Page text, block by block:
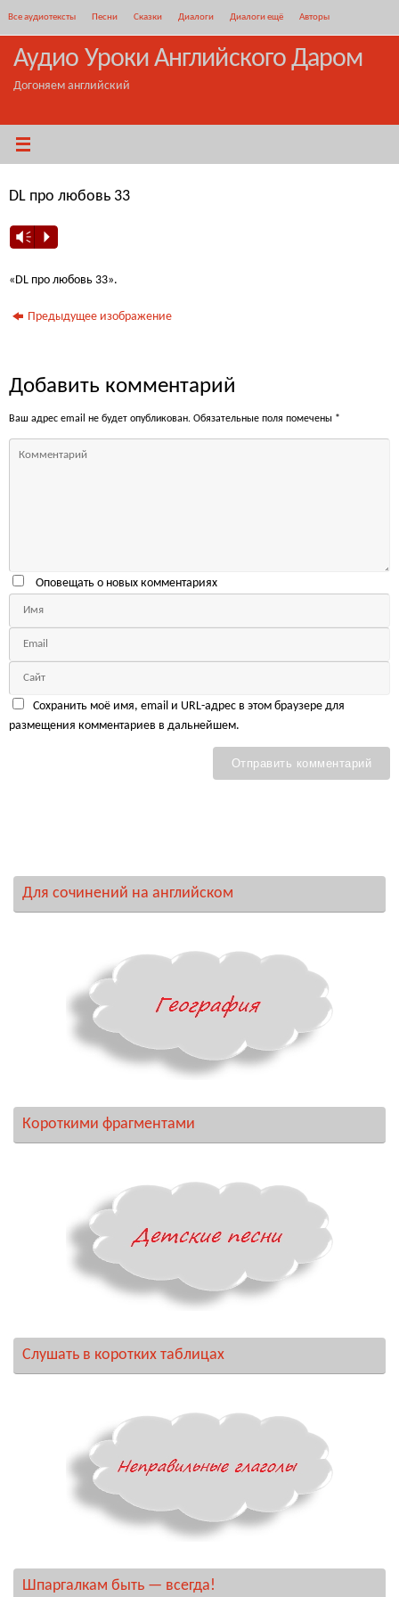
содержимому
Все аудиотексты Песни Сказки Диалоги Диалоги ещё Авторы
Аудио Уроки Английского Даром
Догоняем английский
DL про любовь 33
Vm P
«DL про любовь 33».
Предыдущее изображение
Добавить комментарий
Ваш адрес email не будет опубликован. Обязательные поля помечены *
Оповещать о новых комментариях
Сохранить моё имя, email и URL-адрес в этом браузере для
размещения комментариев в дальнейшем.
Для сочинений на английском
Короткими фрагментами
Слушать в коротких таблицах
Шпаргалкам быть — всегда!